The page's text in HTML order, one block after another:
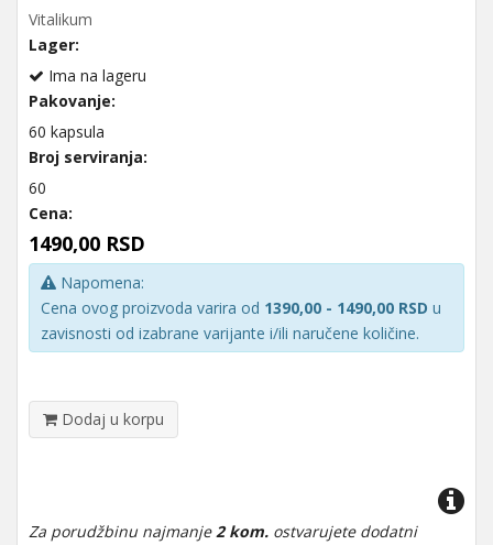
Vitalikum
Lager:
Ima na lageru
Pakovanje:
60 kapsula
Broj serviranja:
60
Cena:
1490,00 RSD
Napomena:
Cena ovog proizvoda varira od 1390,00 - 1490,00 RSD u
zavisnosti od izabrane varijante i/ili naručene količine.
Dodaj u korpu
Za porudžbinu najmanje2 kom. ostvarujete dodatni